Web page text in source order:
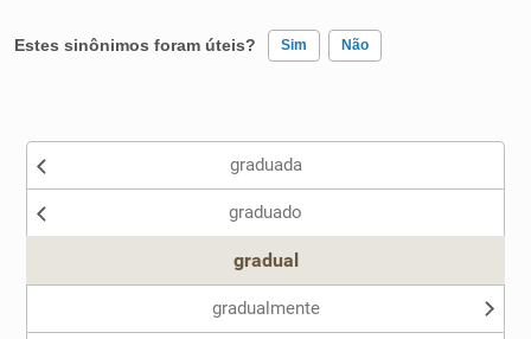
Estes sinônimos foram úteis? Sim Não
Nenhum dos sinônimos apresentados me ajudou
graduada
graduado
gradual
gradualmente